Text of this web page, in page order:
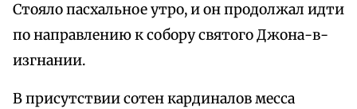
Стояло пасхальное утро, и он продолжал идти
по направлению к собору святого Джона-в-
изгнании.
В присутствии сотен кардиналов месса